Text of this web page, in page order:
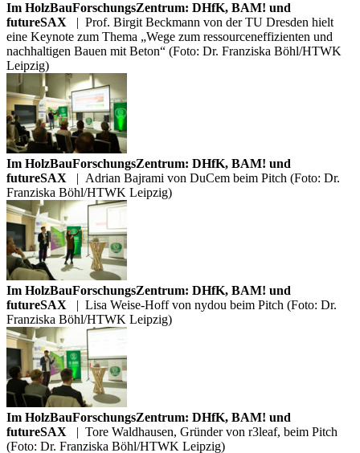
Im HolzBauForschungsZentrum: DHfK, BAM! und
futureSAX | Prof. Birgit Beckmann von der TU Dresden hielt
eine Keynote zum Thema „Wege zum ressourceneffizienten und
nachhaltigen Bauen mit Beton“ (Foto: Dr. Franziska Böhl/HTWK
Leipzig)
Im HolzBauForschungsZentrum: DHfK, BAM! und
futureSAX | Adrian Bajrami von DuCem beim Pitch (Foto: Dr.
Franziska Böhl/HTWK Leipzig)
Im HolzBauForschungsZentrum: DHfK, BAM! und
futureSAX | Lisa Weise-Hoff von nydou beim Pitch (Foto: Dr.
Franziska Böhl/HTWK Leipzig)
Im HolzBauForschungsZentrum: DHfK, BAM! und
futureSAX | Tore Waldhausen, Gründer von r3leaf, beim Pitch
(Foto: Dr. Franziska Böhl/HTWK Leipzig)